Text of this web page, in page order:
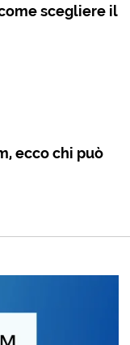
scegliere il
ecco chi può